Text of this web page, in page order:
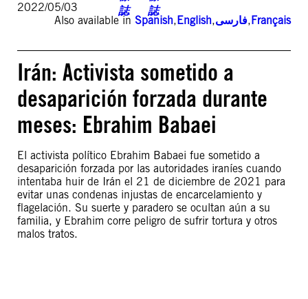
2022/05/03
Also available in Spanish,English,فارسی,Français
Irán: Activista sometido a
desaparición forzada durante
meses: Ebrahim Babaei
El activista político Ebrahim Babaei fue sometido a
desaparición forzada por las autoridades iraníes cuando
intentaba huir de Irán el 21 de diciembre de 2021 para
evitar unas condenas injustas de encarcelamiento y
flagelación. Su suerte y paradero se ocultan aún a su
familia, y Ebrahim corre peligro de sufrir tortura y otros
malos tratos.